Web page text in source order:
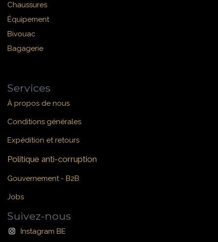
Chaussures
Équipement
Bivouac
Bagagerie
Services
À propos de nous
Conditions générales
Expédition et retours
Politique anti-corruption
Gouvernement - B2B
Jobs
Suivez-nous
Instagram BE